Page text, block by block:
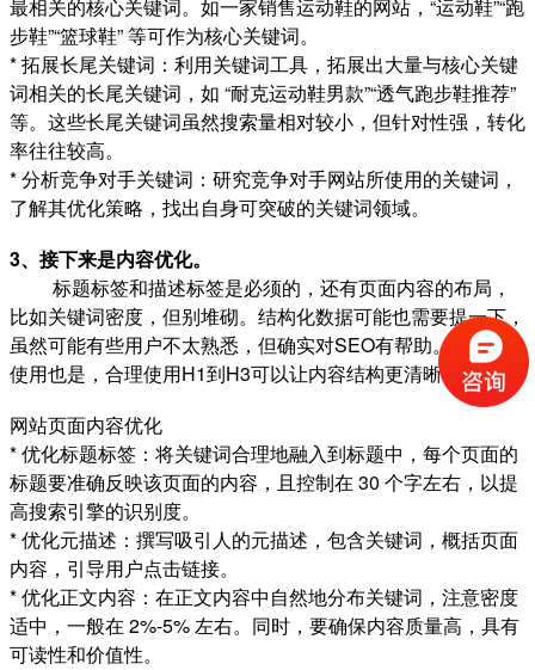
最相关的核心关键词。如一家销售运动鞋的网站，“运动鞋”“跑
步鞋”“篮球鞋” 等可作为核心关键词。
* 拓展长尾关键词：利用关键词工具，拓展出大量与核心关键
词相关的长尾关键词，如 “耐克运动鞋男款”“透气跑步鞋推荐”
等。这些长尾关键词虽然搜索量相对较小，但针对性强，转化
率往往较高。
* 分析竞争对手关键词：研究竞争对手网站所使用的关键词，
了解其优化策略，找出自身可突破的关键词领域。
3、接下来是内容优化。
标题标签和描述标签是必须的，还有页面内容的布局，
比如关键词密度，但别堆砌。结构化数据可能也需要提一下，
虽然可能有些用户不太熟悉，但确实对SEO有帮助。H标签的
使用也是，合理使用H1到H3可以让内容结构更清晰。
网站页面内容优化
* 优化标题标签：将关键词合理地融入到标题中，每个页面的
标题要准确反映该页面的内容，且控制在 30 个字左右，以提
高搜索引擎的识别度。
* 优化元描述：撰写吸引人的元描述，包含关键词，概括页面
内容，引导用户点击链接。
* 优化正文内容：在正文内容中自然地分布关键词，注意密度
适中，一般在 2%-5% 左右。同时，要确保内容质量高，具有
可读性和价值性。